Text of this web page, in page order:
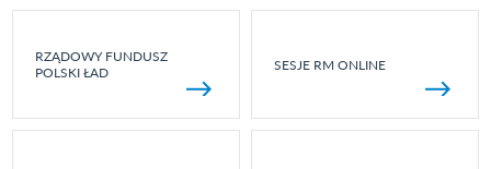
RZĄDOWY FUNDUSZ
POLSKI ŁAD
SESJE RM ONLINE